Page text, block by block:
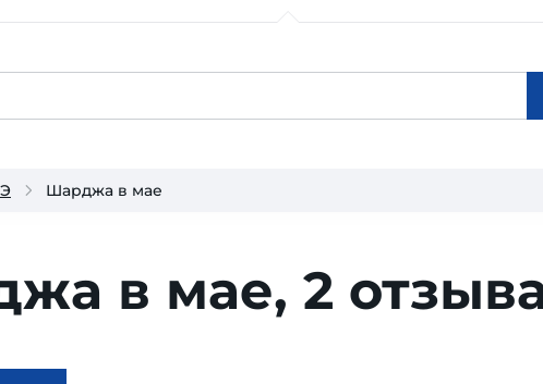
Шарджа в мае
в мае, 2